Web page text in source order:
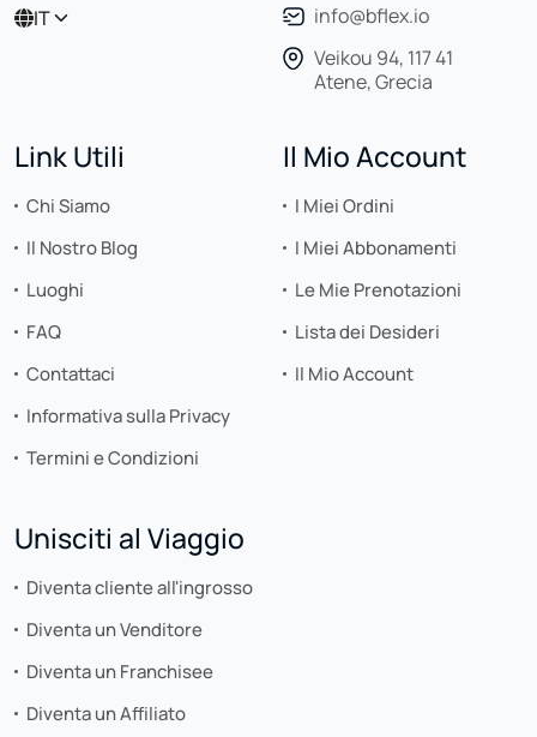
IT
info@bflex.io
Veikou 94, 117 41
Atene, Grecia
Link Utili
Chi Siamo
Il Nostro Blog
Luoghi
FAQ
Contattaci
Informativa sulla Privacy
Termini e Condizioni
Il Mio Account
I Miei Ordini
I Miei Abbonamenti
Le Mie Prenotazioni
Lista dei Desideri
Il Mio Account
Unisciti al Viaggio
Diventa cliente all'ingrosso
Diventa un Venditore
Diventa un Franchisee
Diventa un Affiliato